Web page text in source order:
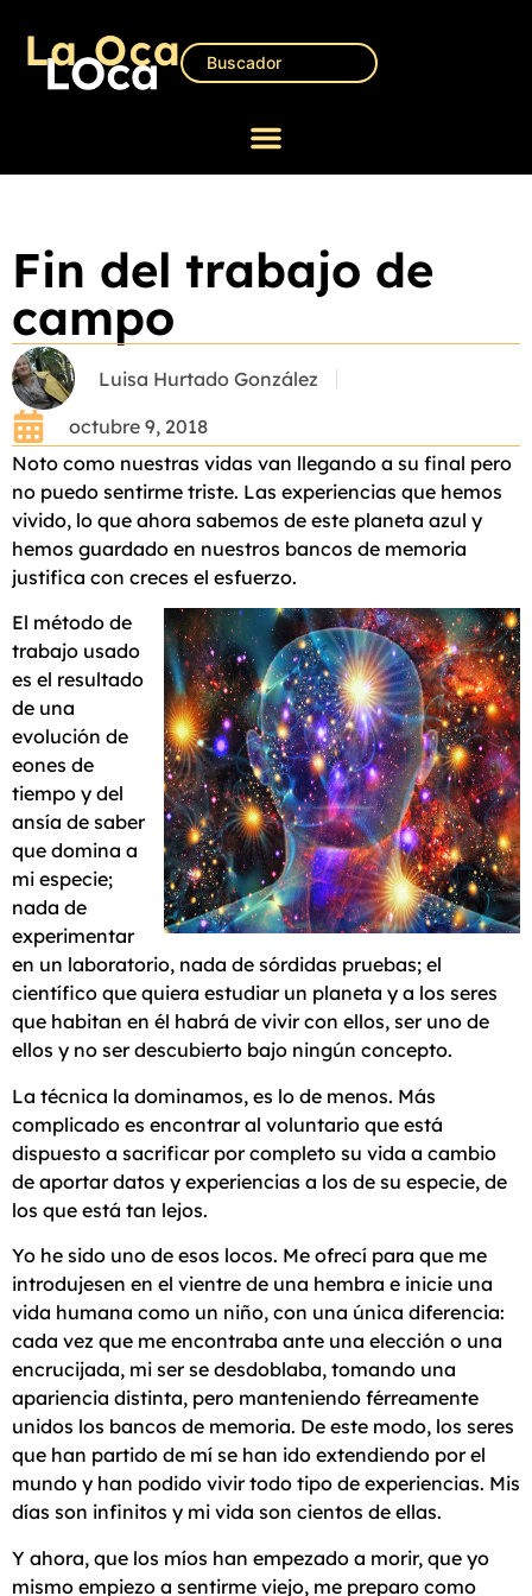
Fin del trabajo de
campo
Luisa Hurtado González
octubre 9, 2018
Noto como nuestras vidas van llegando a su final pero
no puedo sentirme triste. Las experiencias que hemos
vivido, lo que ahora sabemos de este planeta azul y
hemos guardado en nuestros bancos de memoria
justifica con creces el esfuerzo.
El método de
trabajo usado
es el resultado
de una
evolución de
eones de
tiempo y del
ansía de saber
que domina a
mi especie;
nada de
experimentar
en un laboratorio, nada de sórdidas pruebas; el
científico que quiera estudiar un planeta y a los seres
que habitan en él habrá de vivir con ellos, ser uno de
ellos y no ser descubierto bajo ningún concepto.
La técnica la dominamos, es lo de menos. Más
complicado es encontrar al voluntario que está
dispuesto a sacrificar por completo su vida a cambio
de aportar datos y experiencias a los de su especie, de
los que está tan lejos.
Yo he sido uno de esos locos. Me ofrecí para que me
introdujesen en el vientre de una hembra e inicie una
vida humana como un niño, con una única diferencia:
cada vez que me encontraba ante una elección o una
encrucijada, mi ser se desdoblaba, tomando una
apariencia distinta, pero manteniendo férreamente
unidos los bancos de memoria. De este modo, los seres
que han partido de mí se han ido extendiendo por el
mundo y han podido vivir todo tipo de experiencias. Mis
días son infinitos y mi vida son cientos de ellas.
Y ahora, que los míos han empezado a morir, que yo
mismo empiezo a sentirme viejo, me preparo como